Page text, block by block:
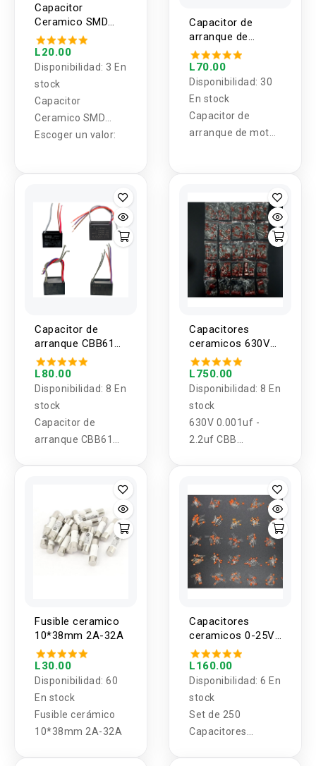
Capacitor
Ceramico SMD
1206 25V/50V (2
Unidades)
L20.00
Disponibilidad: 3 En
stock
Capacitor
Ceramico SMD
1206
Escoger un valor:
Capacitor de
arranque de
motor de
ventilador CBB61
450V 0.8UF - 25UF
L70.00
Disponibilidad: 30
En stock
Capacitor de
arranque de motor
Capacitor de
arranque CBB61
250v 3, 4 y 5
cables
L80.00
Disponibilidad: 8 En
stock
Capacitor de
arranque CBB61
Capacitores
ceramicos 630V
25 valores 0.001uf
- 2.2uf (200
unidades)
L750.00
Disponibilidad: 8 En
stock
630V 0.001uf -
2.2uf CBB
valores 200pcs
Fusible ceramico
10*38mm 2A-32A
L30.00
Disponibilidad: 60
En stock
Fusible cerámico
10*38mm 2A-32A
Capacitores
ceramicos 0-25V
25 valores 1pf -
100nf (250
unidades)
L160.00
Disponibilidad: 6 En
stock
Set de 250
Capacitores